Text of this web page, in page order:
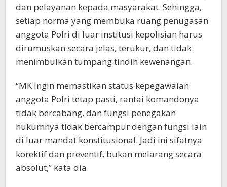
dan pelayanan kepada masyarakat. Sehingga,
setiap norma yang membuka ruang penugasan
anggota Polri di luar institusi kepolisian harus
dirumuskan secara jelas, terukur, dan tidak
menimbulkan tumpang tindih kewenangan.
“MK ingin memastikan status kepegawaian
anggota Polri tetap pasti, rantai komandonya
tidak bercabang, dan fungsi penegakan
hukumnya tidak bercampur dengan fungsi lain
di luar mandat konstitusional. Jadi ini sifatnya
korektif dan preventif, bukan melarang secara
absolut,” kata dia.